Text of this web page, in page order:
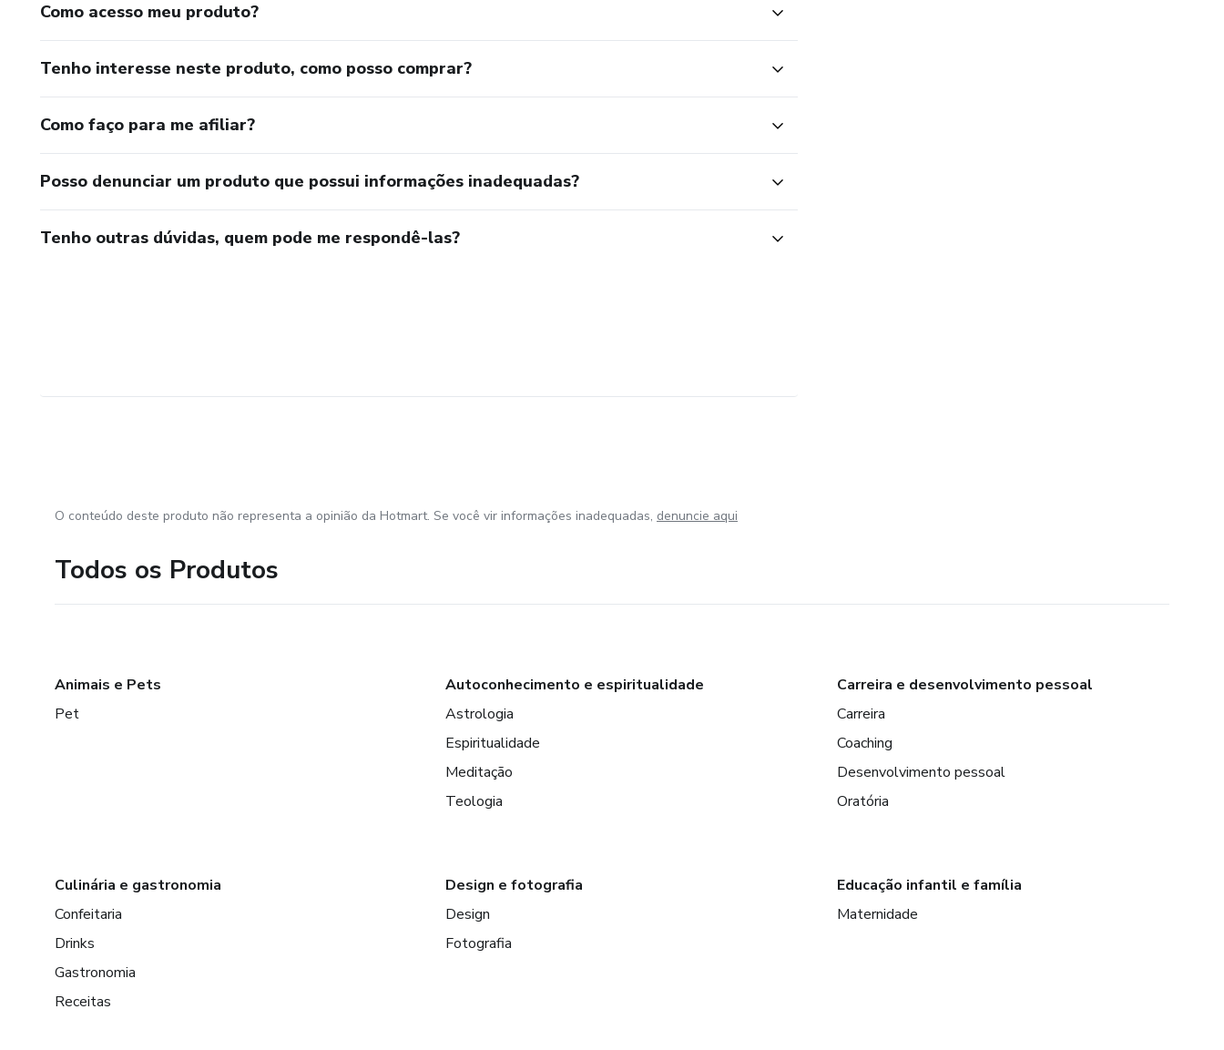
Como acesso meu produto?
Tenho interesse neste produto, como posso comprar?
Como faço para me afiliar?
Posso denunciar um produto que possui informações inadequadas?
Tenho outras dúvidas, quem pode me respondê-las?
O conteúdo deste produto não representa a opinião da Hotmart. Se você vir informações inadequadas, denuncie aqui
Todos os Produtos
Animais e Pets
Pet
Autoconhecimento e espiritualidade
Astrologia
Espiritualidade
Meditação
Teologia
Carreira e desenvolvimento pessoal
Carreira
Coaching
Desenvolvimento pessoal
Oratória
Culinária e gastronomia
Confeitaria
Drinks
Gastronomia
Receitas
Design e fotografia
Design
Fotografia
Educação infantil e família
Maternidade